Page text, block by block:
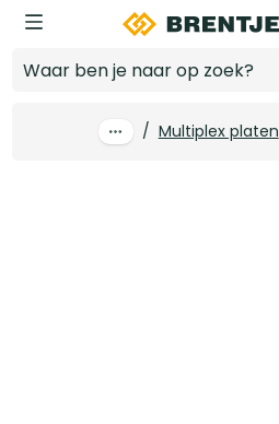
Ga naar hoofdinhoud
/ Multiplex platen
Log in voor prijzen